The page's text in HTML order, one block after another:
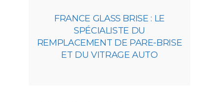
FRANCE GLASS BRISE : LE
SPÉCIALISTE DU
REMPLACEMENT DE PARE-BRISE
ET DU VITRAGE AUTO